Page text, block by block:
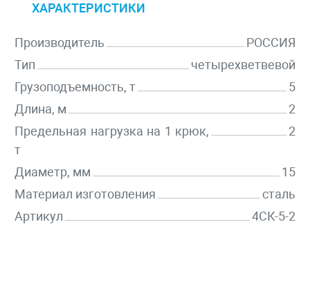
ХАРАКТЕРИСТИКИ
Производитель
РОССИЯ
Тип
четырехветвевой
Грузоподъемность, т
5
Длина, м
2
Предельная нагрузка на 1 крюк,
т
2
Диаметр, мм
15
Материал изготовления
сталь
Артикул
4СК-5-2